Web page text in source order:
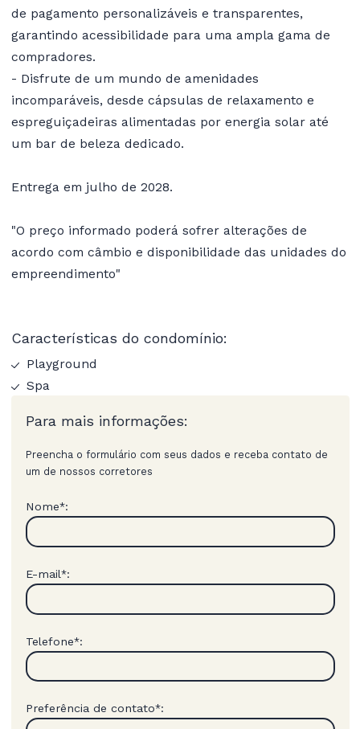
de pagamento personalizáveis e transparentes,
garantindo acessibilidade para uma ampla gama de
compradores.
- Disfrute de um mundo de amenidades
incomparáveis, desde cápsulas de relaxamento e
espreguiçadeiras alimentadas por energia solar até
um bar de beleza dedicado.
Entrega em julho de 2028.
"O preço informado poderá sofrer alterações de
acordo com câmbio e disponibilidade das unidades do
empreendimento"
Características do condomínio:
Playground
Spa
Para mais informações:
Preencha o formulário com seus dados e receba contato de
um de nossos corretores
Nome*:
E-mail*:
Telefone*:
Preferência de contato*: